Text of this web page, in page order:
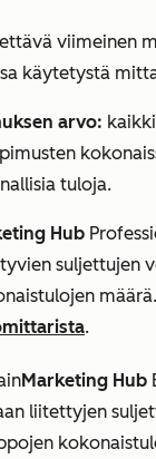
viimeinen
käytetystä
arvo:
tuloja.
Hub
suljettujen
.
Marketing Hub
liitettyjen